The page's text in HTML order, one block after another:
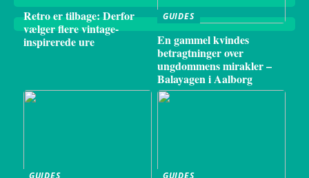
Retro er tilbage: Derfor
vælger flere vintage-
inspirerede ure
GUIDES
En gammel kvindes
betragtninger over
ungdommens mirakler –
Balayagen i Aalborg